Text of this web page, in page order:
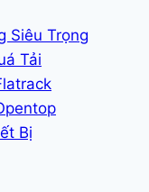
Siêu Trọng
Tải
Bị